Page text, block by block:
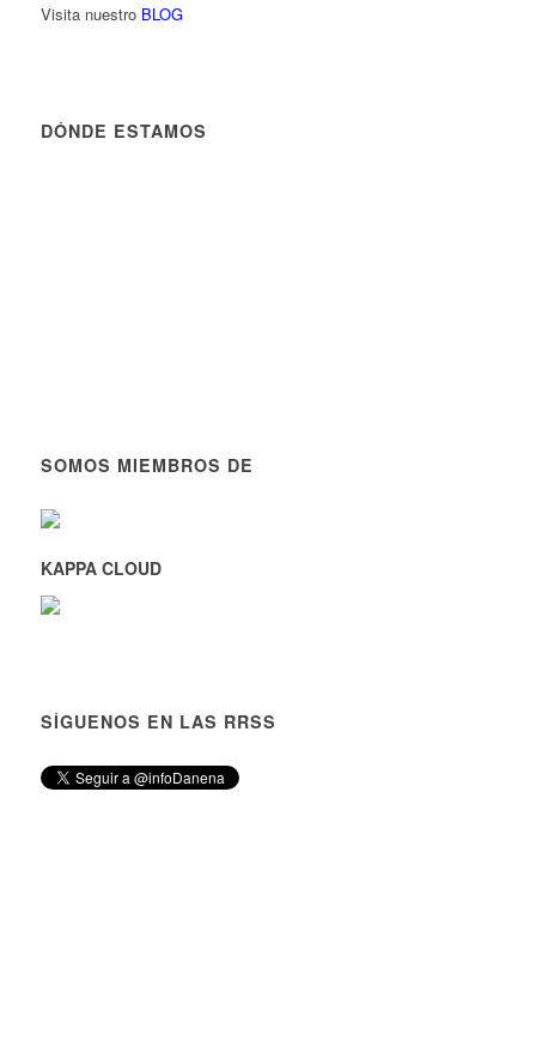
Visita nuestro BLOG
DÓNDE ESTAMOS
SOMOS MIEMBROS DE
KAPPA CLOUD
SÍGUENOS EN LAS RRSS